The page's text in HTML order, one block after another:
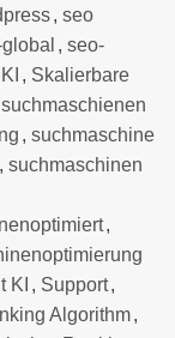
, seo
, seo-
, Skalierbare
suchmaschienen
, suchmaschine
, suchmaschinen
,
KI , Support,
Algorithm,